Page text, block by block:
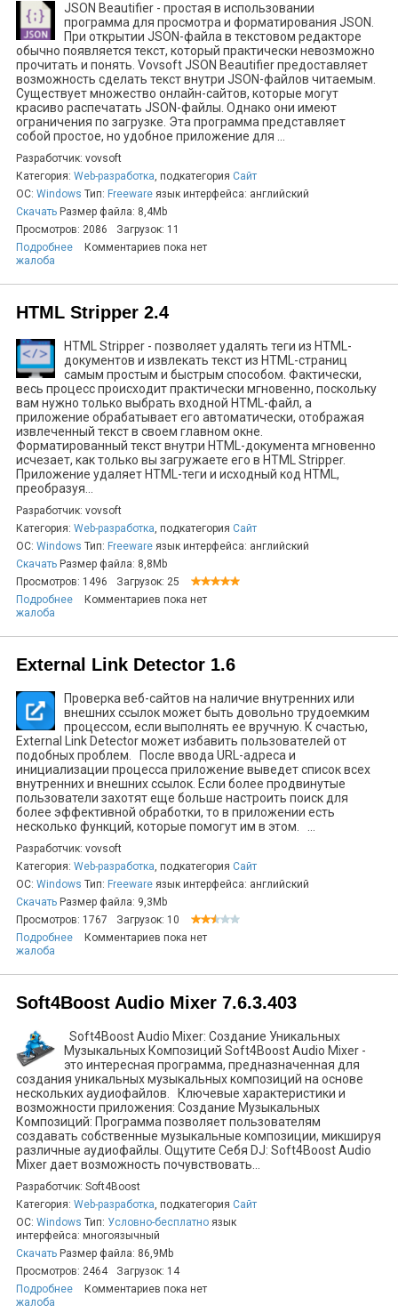
JSON Beautifier - простая в использовании
программа для просмотра и форматирования JSON.
При открытии JSON-файла в текстовом редакторе
обычно появляется текст, который практически невозможно
прочитать и понять. Vovsoft JSON Beautifier предоставляет
возможность сделать текст внутри JSON-файлов читаемым.
Существует множество онлайн-сайтов, которые могут
красиво распечатать JSON-файлы. Однако они имеют
ограничения по загрузке. Эта программа представляет
собой простое, но удобное приложение для ...
Разработчик: vovsoft
Категория: Web-разработка, подкатегория Сайт
ОС: Windows Тип: Freeware язык интерфейса: английский
Скачать Размер файла: 8,4Mb
Просмотров: 2086
Загрузок: 11
Подробнее
Комментариев пока нет
жалоба
HTML Stripper 2.4
HTML Stripper - позволяет удалять теги из HTML-
документов и извлекать текст из HTML-страниц
самым простым и быстрым способом. Фактически,
весь процесс происходит практически мгновенно, поскольку
вам нужно только выбрать входной HTML-файл, а
приложение обрабатывает его автоматически, отображая
извлеченный текст в своем главном окне.
Форматированный текст внутри HTML-документа мгновенно
исчезает, как только вы загружаете его в HTML Stripper.
Приложение удаляет HTML-теги и исходный код HTML,
преобразуя...
Разработчик: vovsoft
Категория: Web-разработка, подкатегория Сайт
ОС: Windows Тип: Freeware язык интерфейса: английский
Скачать Размер файла: 8,8Mb
Просмотров: 1496
Загрузок: 25
Подробнее
Комментариев пока нет
жалоба
External Link Detector 1.6
Проверка веб-сайтов на наличие внутренних или
внешних ссылок может быть довольно трудоемким
процессом, если выполнять ее вручную. К счастью,
External Link Detector может избавить пользователей от
подобных проблем. После ввода URL-адреса и
инициализации процесса приложение выведет список всех
внутренних и внешних ссылок. Если более продвинутые
пользователи захотят еще больше настроить поиск для
более эффективной обработки, то в приложении есть
несколько функций, которые помогут им в этом. ...
Разработчик: vovsoft
Категория: Web-разработка, подкатегория Сайт
ОС: Windows Тип: Freeware язык интерфейса: английский
Скачать Размер файла: 9,3Mb
Просмотров: 1767
Загрузок: 10
Подробнее
Комментариев пока нет
жалоба
Soft4Boost Audio Mixer 7.6.3.403
Soft4Boost Audio Mixer: Создание Уникальных
Музыкальных Композиций Soft4Boost Audio Mixer -
это интересная программа, предназначенная для
создания уникальных музыкальных композиций на основе
нескольких аудиофайлов. Ключевые характеристики и
возможности приложения: Создание Музыкальных
Композиций: Программа позволяет пользователям
создавать собственные музыкальные композиции, микшируя
различные аудиофайлы. Ощутите Себя DJ: Soft4Boost Audio
Mixer дает возможность почувствовать...
Разработчик: Soft4Boost
Категория: Web-разработка, подкатегория Сайт
ОС: Windows Тип: Условно-бесплатно язык
интерфейса: многоязычный
Скачать Размер файла: 86,9Mb
Просмотров: 2464
Загрузок: 14
Подробнее
Комментариев пока нет
жалоба